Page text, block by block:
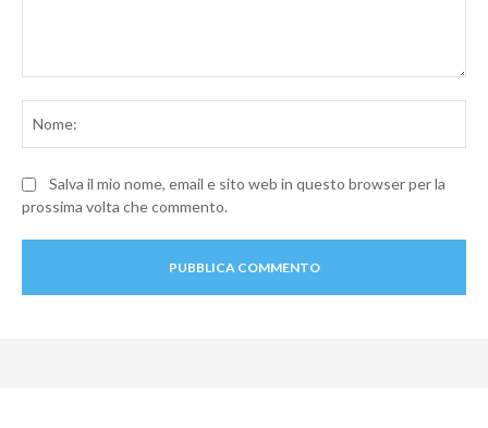
Salva il mio nome, email e sito web in questo browser per la
prossima volta che commento.